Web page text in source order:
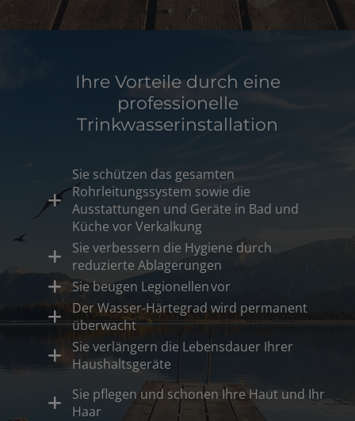
Ihre Vorteile durch eine
professionelle
Trinkwasserinstallation
Sie schützen das gesamten
Rohrleitungssystem sowie die
Ausstattungen und Geräte in Bad und
Küche vor Verkalkung
Sie verbessern die Hygiene durch
reduzierte Ablagerungen
Sie beugen Legionellen vor
Der Wasser-Härtegrad wird permanent
überwacht
Sie verlängern die Lebensdauer Ihrer
Haushaltsgeräte
Sie pflegen und schonen Ihre Haut und Ihr
Haar